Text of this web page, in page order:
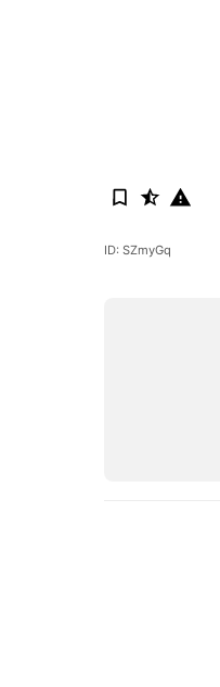
ID: SZmyGq